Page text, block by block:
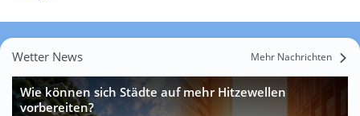
Wetter News Mehr Nachrichten
Wie können sich Städte auf mehr Hitzewellen
vorbereiten?